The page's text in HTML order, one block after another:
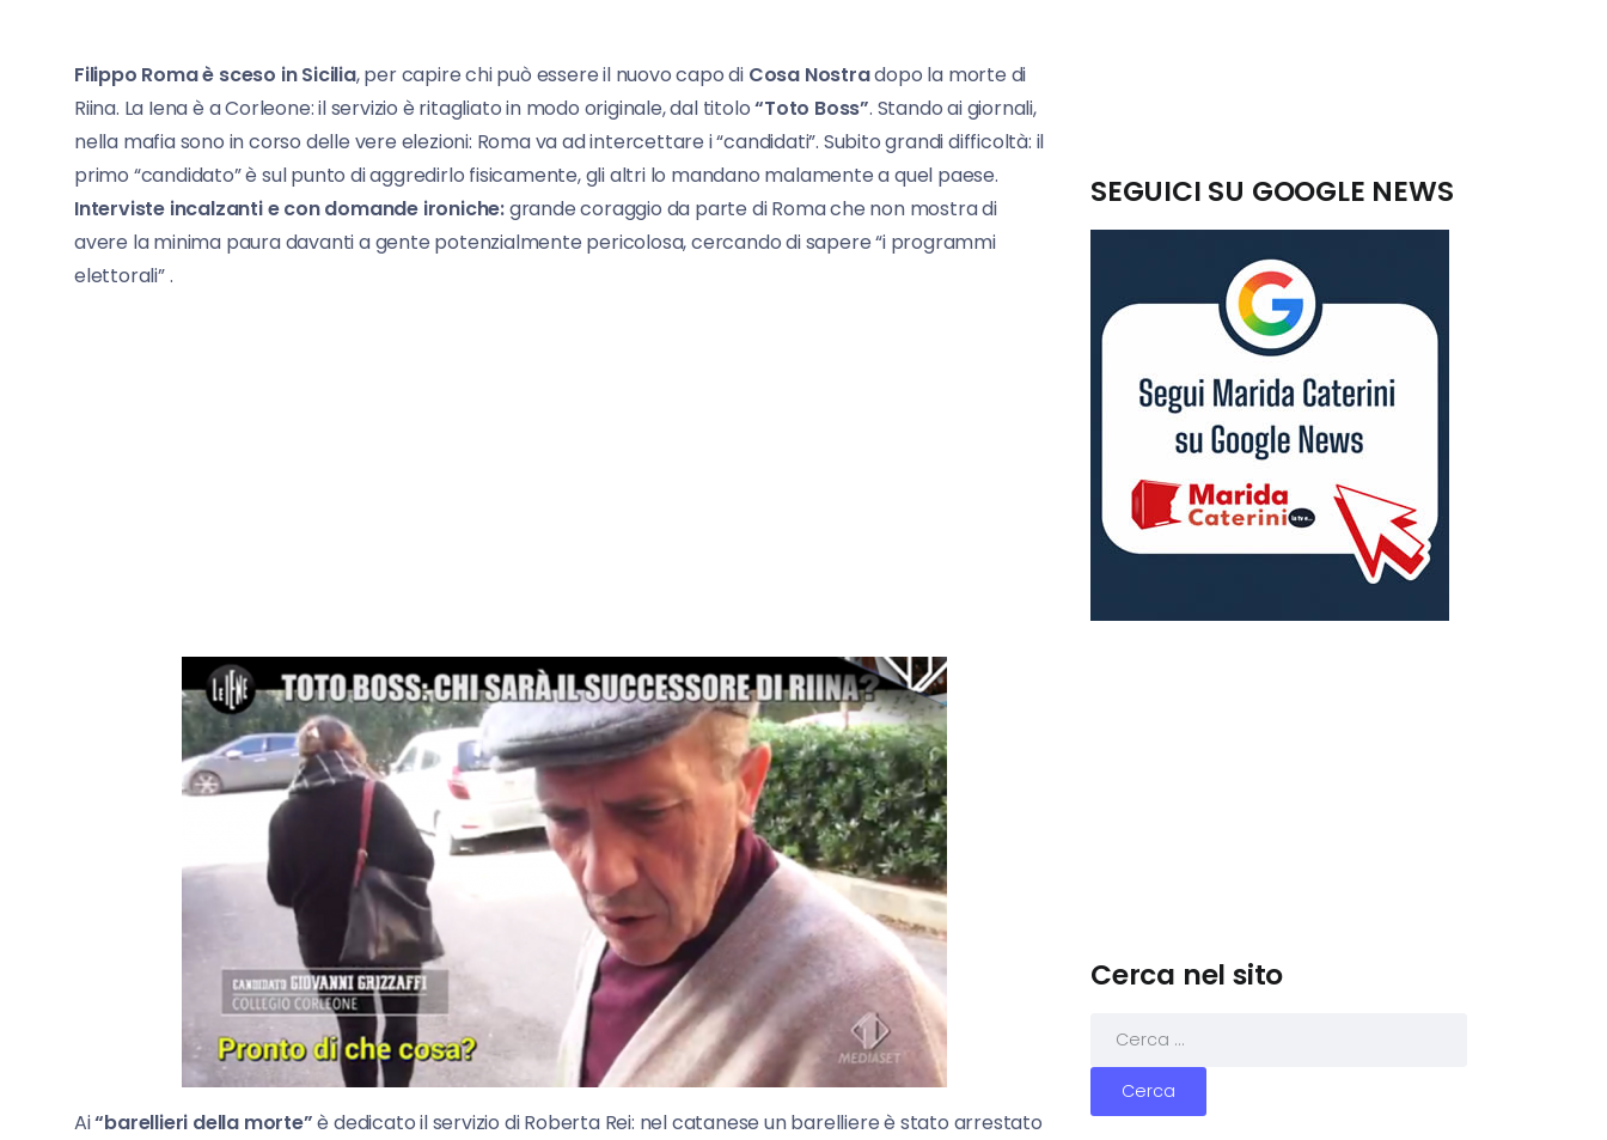
Filippo Roma è sceso in Sicilia, per capire chi può essere il nuovo capo di Cosa Nostradopo la morte di
Riina. La Iena è a Corleone: il servizio è ritagliato in modo originale, dal titolo“Toto Boss”. Stando ai giornali,
nella mafia sono in corso delle vere elezioni: Roma va ad intercettare i “candidati”. Subito grandi difficoltà: il
primo “candidato” è sul punto di aggredirlo fisicamente, gli altri lo mandano malamente a quel paese.
Interviste incalzanti e con domande ironiche:grande coraggio da parte di Roma che non mostra di
avere la minima paura davanti a gente potenzialmente pericolosa, cercando di sapere “i programmi
elettorali” .
Ai“barellieri della morte”è dedicato il servizio di Roberta Rei: nel catanese un barelliere è stato arrestato
SEGUICI SU GOOGLE NEWS
Cerca nel sito